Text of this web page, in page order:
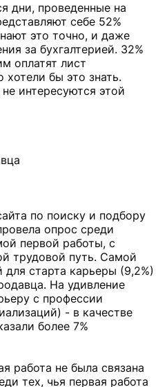
дни, проведенные на
себе 52%
это точно, и даже
за бухгалтерией. 32%
оплатят лист
хотели бы это знать.
интересуются этой
по поиску и подбору
опрос среди
первой работы, с
трудовой путь. Самой
старта карьеры (9,2%)
На удивление
с профессии
- в качестве
более 7%
работа не была связана
тех, чья первая работа